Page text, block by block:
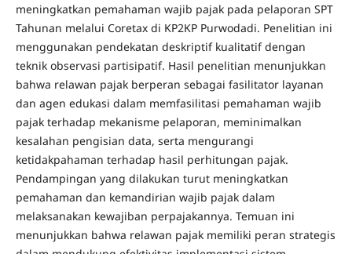
meningkatkan pemahaman wajib pajak pada pelaporan SPT
Tahunan melalui Coretax di KP2KP Purwodadi. Penelitian ini
menggunakan pendekatan deskriptif kualitatif dengan
teknik observasi partisipatif. Hasil penelitian menunjukkan
bahwa relawan pajak berperan sebagai fasilitator layanan
dan agen edukasi dalam memfasilitasi pemahaman wajib
pajak terhadap mekanisme pelaporan, meminimalkan
kesalahan pengisian data, serta mengurangi
ketidakpahaman terhadap hasil perhitungan pajak.
Pendampingan yang dilakukan turut meningkatkan
pemahaman dan kemandirian wajib pajak dalam
melaksanakan kewajiban perpajakannya. Temuan ini
menunjukkan bahwa relawan pajak memiliki peran strategis